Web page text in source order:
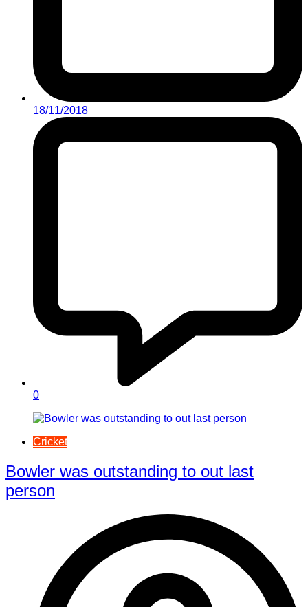
18/11/2018
0
Cricket
Bowler was outstanding to out last
person